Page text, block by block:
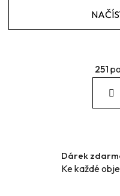
251
Dárek
Ke každé